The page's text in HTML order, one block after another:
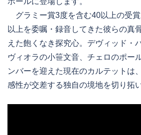
グラミー賞3度を含む40以上の受
以上を委嘱・録音してきた彼らの真
えた飽くなき探究心。デヴィッド・
ヴィオラの小笹文音、チェロのポー
ンバーを迎えた現在のカルテットは
感性が交差する独自の境地を切り拓